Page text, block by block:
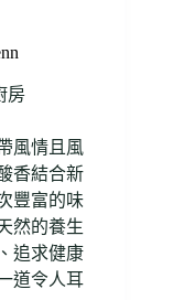
房
風情且風
香結合新
豐富的味
然的養生
追求健康
道令人耳